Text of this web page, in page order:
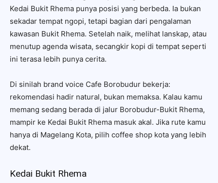
Kedai Bukit Rhema punya posisi yang berbeda. Ia bukan
sekadar tempat ngopi, tetapi bagian dari pengalaman
kawasan Bukit Rhema. Setelah naik, melihat lanskap, atau
menutup agenda wisata, secangkir kopi di tempat seperti
ini terasa lebih punya cerita.
Di sinilah brand voice Cafe Borobudur bekerja:
rekomendasi hadir natural, bukan memaksa. Kalau kamu
memang sedang berada di jalur Borobudur-Bukit Rhema,
mampir ke Kedai Bukit Rhema masuk akal. Jika rute kamu
hanya di Magelang Kota, pilih coffee shop kota yang lebih
dekat.
Kedai Bukit Rhema